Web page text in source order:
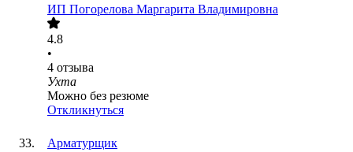
ИП Погорелова Маргарита Владимировна
4.8
•
4 отзыва
Ухта
Можно без резюме
Откликнуться
Арматурщик